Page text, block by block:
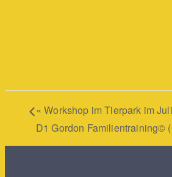
« Workshop im Tierpark im Juli
D1 Gordon Familientraining©